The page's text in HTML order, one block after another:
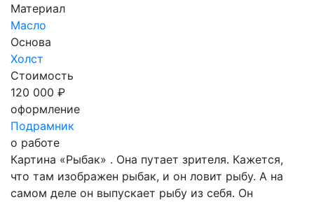
Материал
Масло
Основа
Холст
Стоимость
120 000 ₽
оформление
Подрамник
о работе
Картина «Рыбак» . Она путает зрителя. Кажется,
что там изображен рыбак, и он ловит рыбу. А на
самом деле он выпускает рыбу из себя. Он